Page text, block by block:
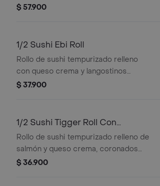
vegetales apanados, coronado con
$ 57.900
1/2 Sushi Ebi Roll
Rollo de sushi tempurizado relleno
con queso crema y langostinos
apanados, coronado con una
polvo andino
$ 37.900
1/2 Sushi Tigger Roll Con
Camarón
Rollo de sushi tempurizado relleno de
salmón y queso crema, coronados
con ricos camarones, salsa japonesa
$ 36.900